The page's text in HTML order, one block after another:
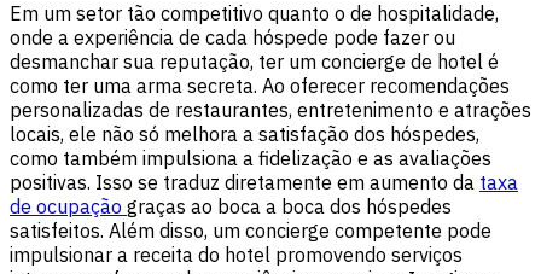
Em um setor tão competitivo quanto o de hospitalidade,
onde a experiência de cada hóspede pode fazer ou
desmanchar sua reputação, ter um concierge de hotel é
como ter uma arma secreta. Ao oferecer recomendações
personalizadas de restaurantes, entretenimento e atrações
locais, ele não só melhora a satisfação dos hóspedes,
como também impulsiona a fidelização e as avaliações
positivas. Isso se traduz diretamente em aumento da taxa
de ocupação graças ao boca a boca dos hóspedes
satisfeitos. Além disso, um concierge competente pode
impulsionar a receita do hotel promovendo serviços